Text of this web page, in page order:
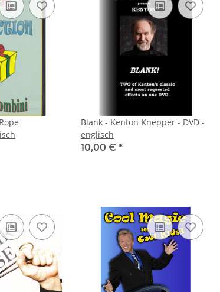
Blank - Kenton Knepper - DVD -
englisch
10,00 € *